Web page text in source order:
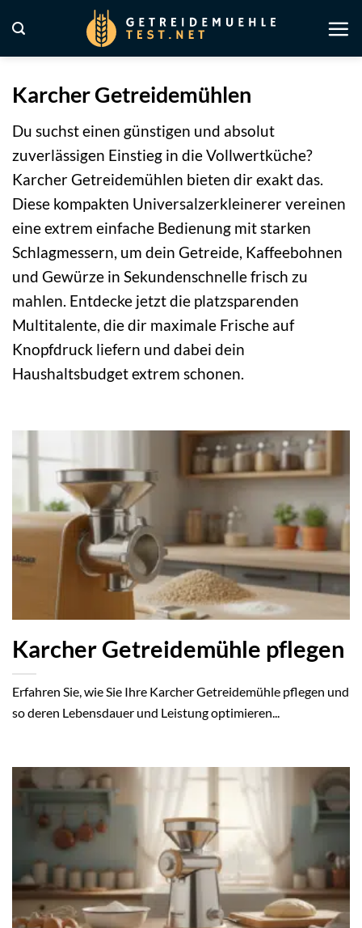
Inhalt
springen
Karcher Getreidemühlen
Du suchst einen günstigen und absolut
zuverlässigen Einstieg in die Vollwertküche?
Karcher Getreidemühlen bieten dir exakt das.
Diese kompakten Universalzerkleinerer vereinen
eine extrem einfache Bedienung mit starken
Schlagmessern, um dein Getreide, Kaffeebohnen
und Gewürze in Sekundenschnelle frisch zu
mahlen. Entdecke jetzt die platzsparenden
Multitalente, die dir maximale Frische auf
Knopfdruck liefern und dabei dein
Haushaltsbudget extrem schonen.
Karcher Getreidemühle pflegen
Erfahren Sie, wie Sie Ihre Karcher Getreidemühle pflegen und
so deren Lebensdauer und Leistung optimieren...